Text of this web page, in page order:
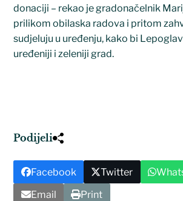
donaciji – rekao je gradonačelnik
prilikom obilaska radova i pritom
sudjeluju u uređenju, kako bi
uređeniji i zeleniji grad.
Podijeli
Facebook Twitter
Email
Print